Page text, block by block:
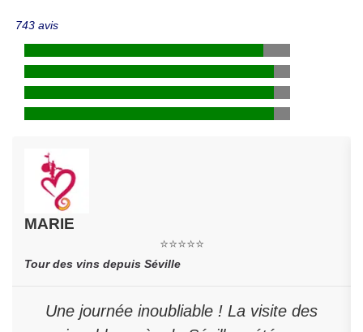
743 avis
MARIE
⭐⭐⭐⭐⭐
Tour des vins depuis Séville
Une journée inoubliable ! La visite des